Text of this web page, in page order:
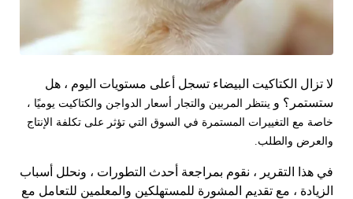
لا تزال الكتاكيت البيضاء تسجل أعلى مستويات اليوم ، هل
ستستمر؟ و ينتظر المربين والتجار أسعار الدواجن والكتاكيت يوميًا ،
خاصة مع التغييرات المستمرة في السوق التي تؤثر على تكلفة الإنتاج
والعرض والطلب.
في هذا التقرير ، نقوم بمراجعة أحدث التطورات ، ونحلل أسباب
الزيادة ، مع تقديم المشورة للمستهلكين والمعلمين للتعامل مع